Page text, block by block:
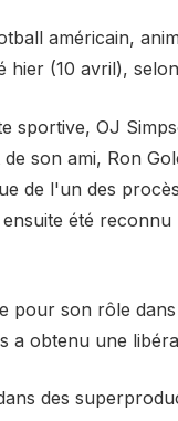
américain,
hier (10 avril),
sportive, OJ
son ami, Ron
de l'un des
été
pour son rôle
a obtenu une
des